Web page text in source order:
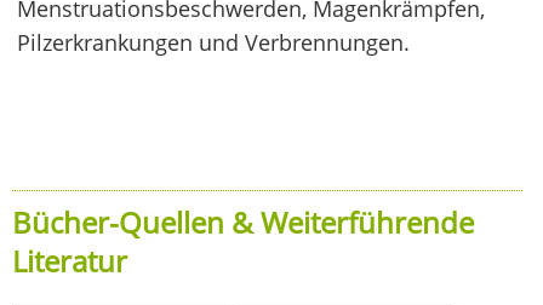
Menstruationsbeschwerden, Magenkrämpfen,
Pilzerkrankungen und Verbrennungen.
Bücher-Quellen & Weiterführende
Literatur